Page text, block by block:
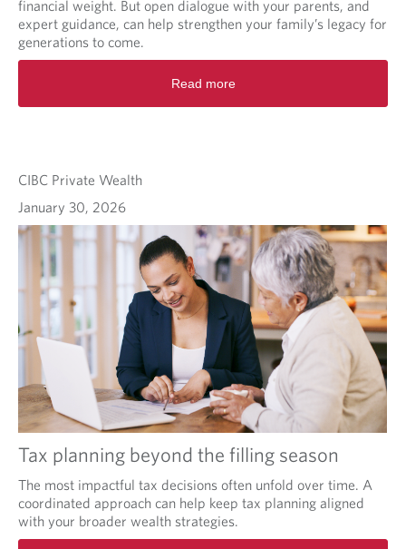
financial weight. But open dialogue with your parents, and
expert guidance, can help strengthen your family’s legacy for
generations to come.
Read more
CIBC Private Wealth
January 30, 2026
Tax planning beyond the filling season
The most impactful tax decisions often unfold over time. A
coordinated approach can help keep tax planning aligned
with your broader wealth strategies.